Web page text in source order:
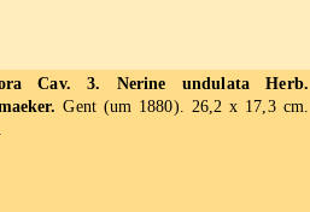
Cav. 3. Nerine undulata Herb.
Gent (um 1880). 26,2 x 17,3 cm.